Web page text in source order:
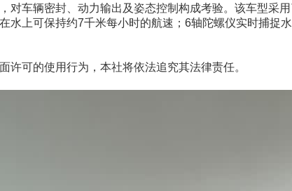
车辆密封、动力输出及姿态控制构成考验。该车型采用
水上可保持约7千米每小时的航速；6轴陀螺仪实时捕捉
许可的使用行为，本社将依法追究其法律责任。